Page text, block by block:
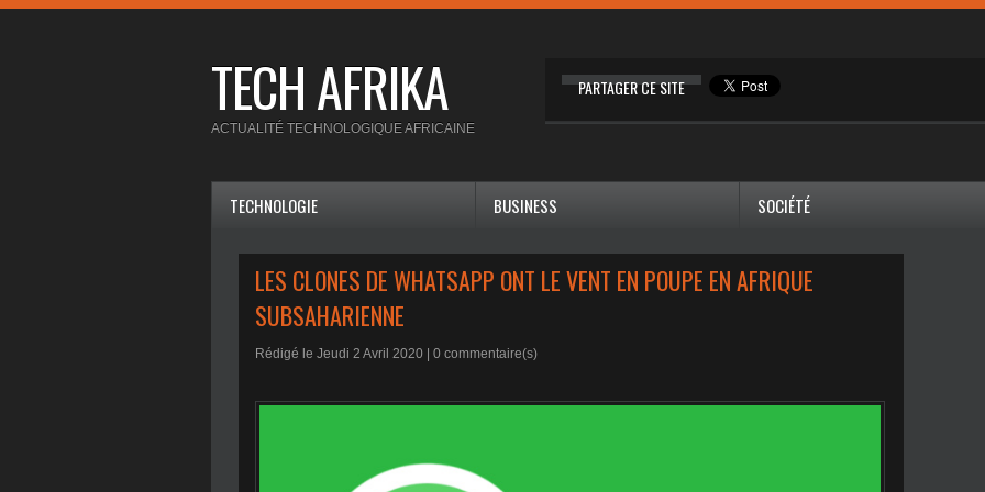
TECH AFRIKA PARTAGER CE SITE
ACTUALITÉ TECHNOLOGIQUE AFRICAINE
TECHNOLOGIE BUSINESS SOCIÉTÉ
LES CLONES DE WHATSAPP ONT LE VENT EN POUPE EN AFRIQUE
SUBSAHARIENNE
Rédigé le Jeudi 2 Avril 2020 | 0 commentaire(s)